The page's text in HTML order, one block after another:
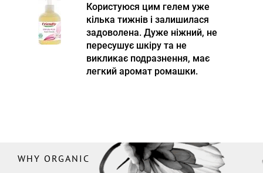
Користуюся цим гелем уже
кілька тижнів і залишилася
задоволена. Дуже ніжний, не
пересушує шкіру та не
викликає подразнення, має
легкий аромат ромашки.
WHY ORGANIC